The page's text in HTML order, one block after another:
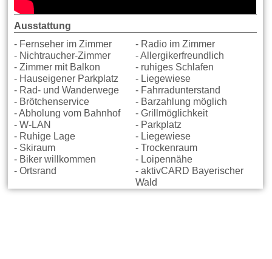
Ausstattung
- Fernseher im Zimmer
- Radio im Zimmer
- Nichtraucher-Zimmer
- Allergikerfreundlich
- Zimmer mit Balkon
- ruhiges Schlafen
- Hauseigener Parkplatz
- Liegewiese
- Rad- und Wanderwege
- Fahrradunterstand
- Brötchenservice
- Barzahlung möglich
- Abholung vom Bahnhof
- Grillmöglichkeit
- W-LAN
- Parkplatz
- Ruhige Lage
- Liegewiese
- Skiraum
- Trockenraum
- Biker willkommen
- Loipennähe
- Ortsrand
- aktivCARD Bayerischer
Wald